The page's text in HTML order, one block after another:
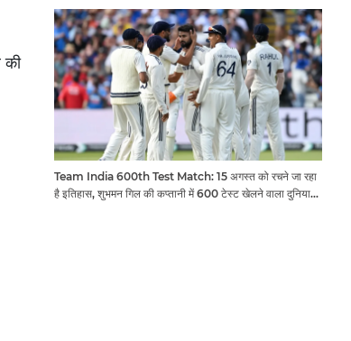
की
Team India 600th Test Match: 15 अगस्त को रचने जा रहा
है इतिहास, शुभमन गिल की कप्तानी में 600 टेस्ट खेलने वाला दुनिया